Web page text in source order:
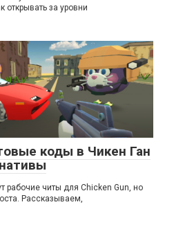
открывать за уровни
коды в Чикен Ган
рабочие читы для Chicken Gun, но
Рассказываем,